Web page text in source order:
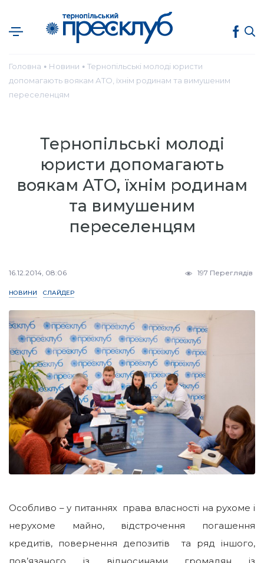
Головна ● Новини ● Тернопільські молоді юристи
допомагають воякам АТО, їхнім родинам та вимушеним
переселенцям
Тернопільські молоді
юристи допомагають
воякам АТО, їхнім родинам
та вимушеним
переселенцям
16.12.2014, 08:06 197 Переглядів
НОВИНИ СЛАЙДЕР
Особливо – у питаннях права власності на рухоме і
нерухоме майно, відстрочення погашення
кредитів, повернення депозитів та ряд іншого,